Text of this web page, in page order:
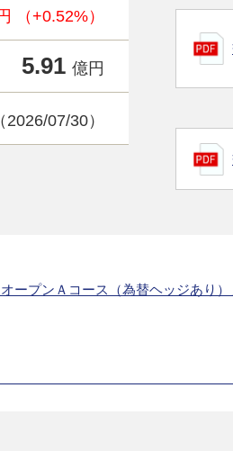
（+0.52%）
5.91 億円
2026/07/30）
ープンＡコース（為替ヘッジあ